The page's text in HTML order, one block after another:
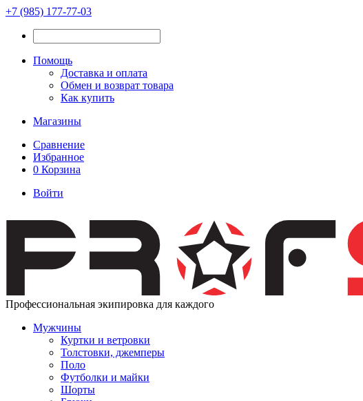
+7 (985) 177-77-03
Помощь
Доставка и оплата
Обмен и возврат товара
Как купить
Магазины
Сравнение
Избранное
0 Корзина
Войти
Профессиональная экипировка для каждого
Мужчины
Куртки и ветровки
Толстовки, джемперы
Поло
Футболки и майки
Шорты